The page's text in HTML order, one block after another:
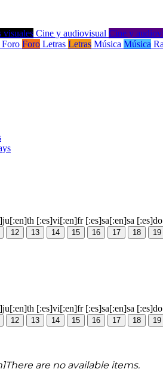
visuales Cine y audiovisual Cine y
Foro Foro Letras Letras Música Música
[:es]vi[:en]fr [:es]sa[:en]sa
12 13 14 15 16 17 18 19
[:es]vi[:en]fr [:es]sa[:en]sa
12 13 14 15 16 17 18 19
are no available items.